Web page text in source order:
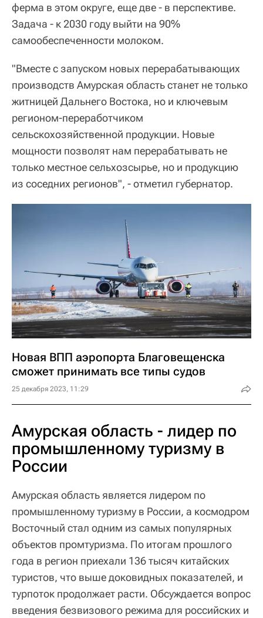
ферма в этом округе, еще две - в перспективе.
Задача - к 2030 году выйти на 90%
самообеспеченности молоком.
"Вместе с запуском новых перерабатывающих
производств Амурская область станет не только
житницей Дальнего Востока, но и ключевым
регионом-переработчиком
сельскохозяйственной продукции. Новые
мощности позволят нам перерабатывать не
только местное сельхозсырье, но и продукцию
из соседних регионов", - отметил губернатор.
Новая ВПП аэропорта Благовещенска
сможет принимать все типы судов
25 декабря 2023, 11:29
Амурская область - лидер по
промышленному туризму в
России
Амурская область является лидером по
промышленному туризму в России, а космодром
Восточный стал одним из самых популярных
объектов промтуризма. По итогам прошлого
года в регион приехали 136 тысяч китайских
туристов, что выше доковидных показателей, и
турпоток продолжает расти. Обсуждается вопрос
введения безвизового режима для российских и